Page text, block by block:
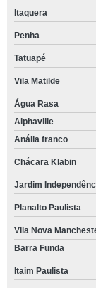
Itaquera
Penha
Tatuapé
Vila Matilde
Água Rasa
Alphaville
Anália franco
Chácara Klabin
Jardim
Planalto Paulista
Vila Nova
Barra Funda
Itaim Paulista